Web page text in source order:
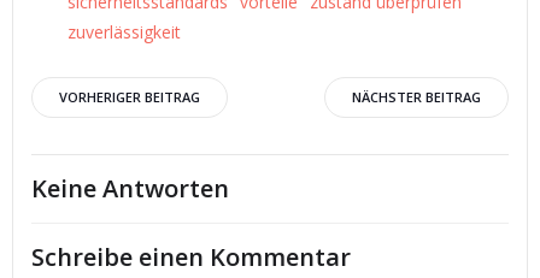
zuverlässigkeit
Beitrags-
Navigation
VORHERIGER BEITRAG
Beitrags-
Navigation
NÄCHSTER BEITRAG
Keine Antworten
Schreibe einen Kommentar